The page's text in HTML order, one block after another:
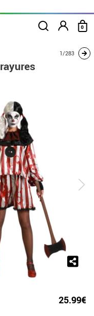
0
Couple de clowns
1/283
25.99€